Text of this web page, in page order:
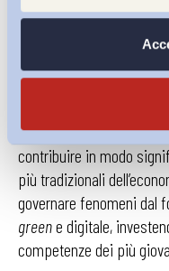
attività legate al
una serie di iniziative su
consapevolezza che si
apprendistato di alta
contribuire in modo
più tradizionali
governare fenomeni dal
greene digitale,
competenze dei più